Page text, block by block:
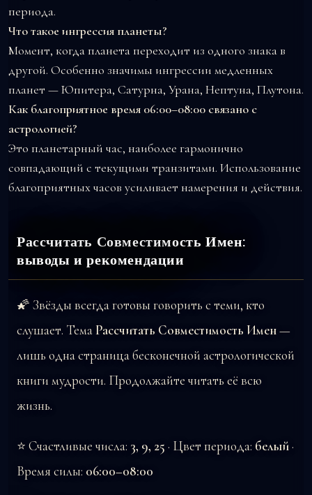
периода.
Что такое ингрессия планеты?
Момент, когда планета переходит из одного знака в
другой. Особенно значимы ингрессии медленных
планет — Юпитера, Сатурна, Урана, Нептуна, Плутона.
Как благоприятное время 06:00–08:00 связано с
астрологией?
Это планетарный час, наиболее гармонично
совпадающий с текущими транзитами. Использование
благоприятных часов усиливает намерения и действия.
Рассчитать Совместимость Имен:
выводы и рекомендации
🌠 Звёзды всегда готовы говорить с теми, кто
слушает. ТемаРассчитать Совместимость Имен—
лишь одна страница бесконечной астрологической
книги мудрости. Продолжайте читать её всю
жизнь.
⭐ Счастливые числа: 3, 9, 25 · Цвет периода: белый·
Время силы: 06:00–08:00